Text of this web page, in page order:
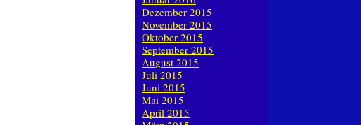
Dezember 2015
November 2015
Oktober 2015
September 2015
August 2015
Juli 2015
Juni 2015
Mai 2015
April 2015